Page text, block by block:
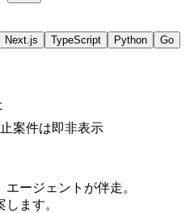
Next.js TypeScript Python
Go
案件は即非表示
ージェントが伴走。
ます。